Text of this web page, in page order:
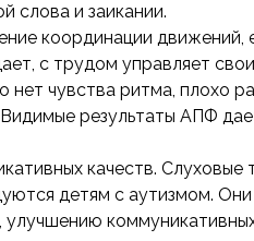
слова и заикании.
координации движений,
с трудом управляет
нет чувства ритма, плохо
результаты АПФ
качеств. Слуховые
детям с аутизмом.
улучшению